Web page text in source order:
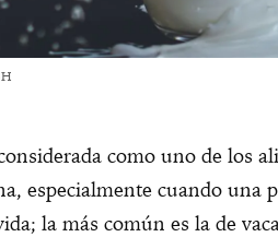
como uno de los
especialmente cuando una
la más común es la de